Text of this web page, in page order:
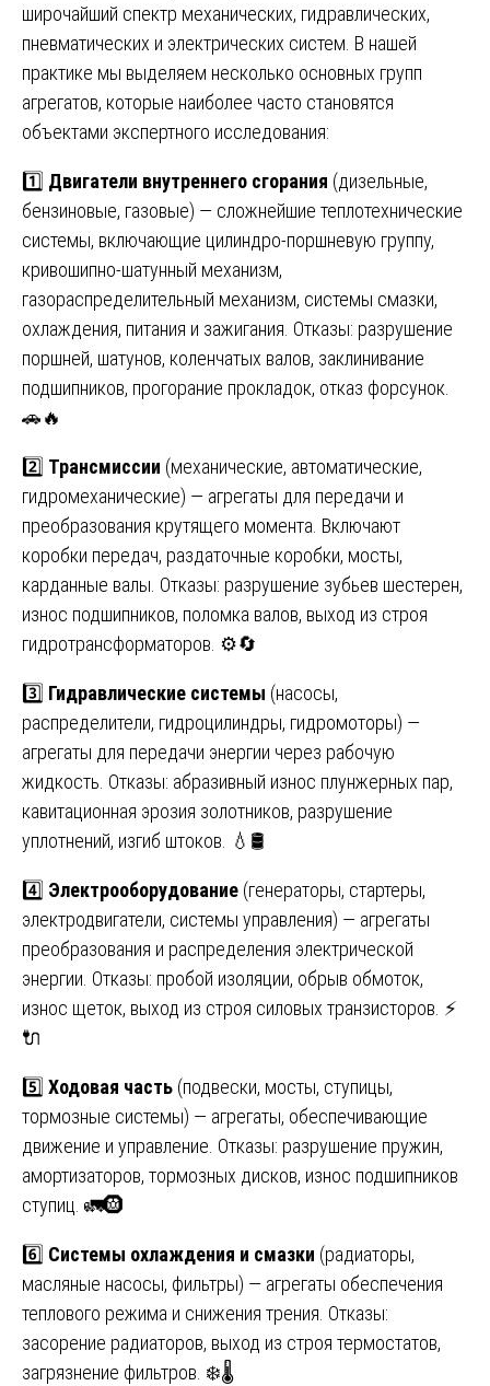
широчайший спектр механических, гидравлических,
пневматических и электрических систем. В нашей
практике мы выделяем несколько основных групп
агрегатов, которые наиболее часто становятся
объектами экспертного исследования:
1️⃣ Двигатели внутреннего сгорания (дизельные,
бензиновые, газовые) — сложнейшие теплотехнические
системы, включающие цилиндро-поршневую группу,
кривошипно-шатунный механизм,
газораспределительный механизм, системы смазки,
охлаждения, питания и зажигания. Отказы: разрушение
поршней, шатунов, коленчатых валов, заклинивание
подшипников, прогорание прокладок, отказ форсунок.
🚗🔥
2️⃣ Трансмиссии (механические, автоматические,
гидромеханические) — агрегаты для передачи и
преобразования крутящего момента. Включают
коробки передач, раздаточные коробки, мосты,
карданные валы. Отказы: разрушение зубьев шестерен,
износ подшипников, поломка валов, выход из строя
гидротрансформаторов. ⚙️🔄
3️⃣ Гидравлические системы (насосы,
распределители, гидроцилиндры, гидромоторы) —
агрегаты для передачи энергии через рабочую
жидкость. Отказы: абразивный износ плунжерных пар,
кавитационная эрозия золотников, разрушение
уплотнений, изгиб штоков. 💧🛢️
4️⃣ Электрооборудование (генераторы, стартеры,
электродвигатели, системы управления) — агрегаты
преобразования и распределения электрической
энергии. Отказы: пробой изоляции, обрыв обмоток,
износ щеток, выход из строя силовых транзисторов. ⚡
🔌
5️⃣ Ходовая часть (подвески, мосты, ступицы,
тормозные системы) — агрегаты, обеспечивающие
движение и управление. Отказы: разрушение пружин,
амортизаторов, тормозных дисков, износ подшипников
ступиц. 🚛🛞
6️⃣ Системы охлаждения и смазки (радиаторы,
масляные насосы, фильтры) — агрегаты обеспечения
теплового режима и снижения трения. Отказы:
засорение радиаторов, выход из строя термостатов,
загрязнение фильтров. ❄️🌡️